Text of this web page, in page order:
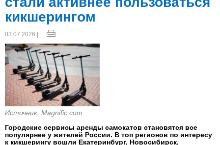
кикшерингом
03.07.2026 |
Источник: Magnific.com
Городские сервисы аренды самокатов становятся все
популярнее у жителей России. В топ регионов по интересу
к кикшерингу вошли Екатеринбург, Новосибирск,